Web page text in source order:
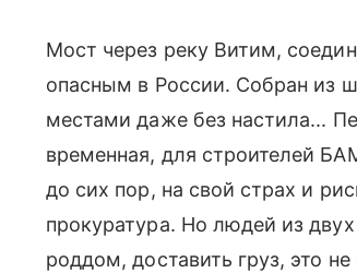
Мост через реку Витим,
опасным в России. Собран из
местами даже без настила...
временная, для строителей
до сих пор, на свой страх и
прокуратура. Но людей из
роддом, доставить груз, это